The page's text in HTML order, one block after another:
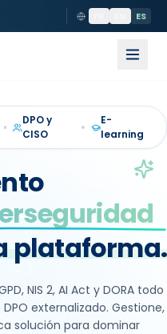
ES
DPO y
CISO
E-
learning
plataforma.
NIS 2, AI Act y DORA todo
externalizado. Gestione,
solución para dominar